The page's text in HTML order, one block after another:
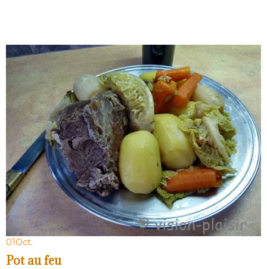
01Oct.
Pot au feu